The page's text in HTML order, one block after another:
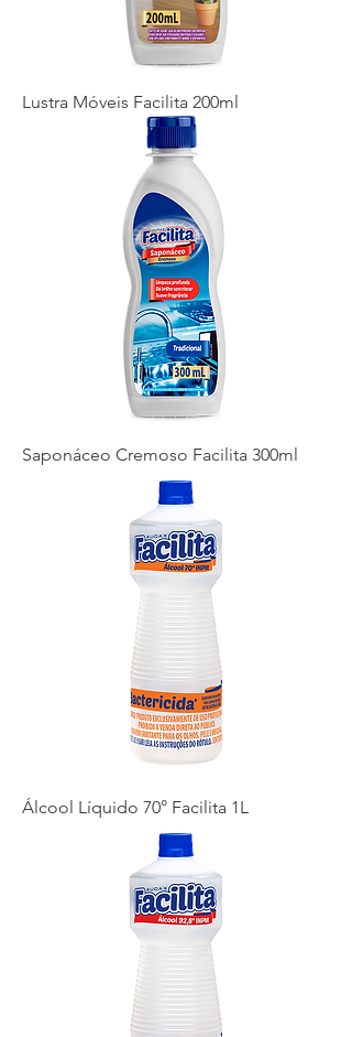
Lustra Móveis Facilita 200ml
Saponáceo Cremoso Facilita 300ml
Álcool Líquido 70° Facilita 1L